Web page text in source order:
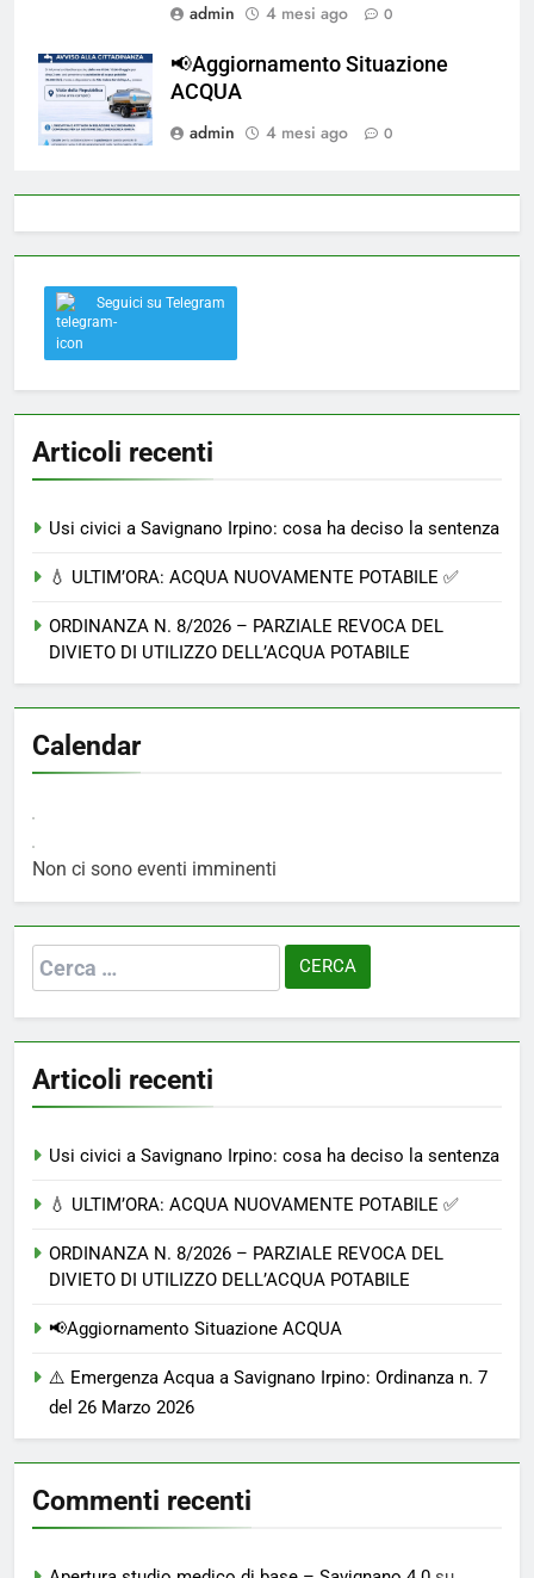
admin
4 mesi ago 0
📢Aggiornamento Situazione
ACQUA
admin
4 mesi ago 0
Seguici su Telegram
Articoli recenti
Usi civici a Savignano Irpino: cosa ha deciso la sentenza
💧 ULTIM’ORA: ACQUA NUOVAMENTE POTABILE ✅
ORDINANZA N. 8/2026 – PARZIALE REVOCA DEL
DIVIETO DI UTILIZZO DELL’ACQUA POTABILE
Calendar
Non ci sono eventi imminenti
Ricerca
per:
Articoli recenti
Usi civici a Savignano Irpino: cosa ha deciso la sentenza
💧 ULTIM’ORA: ACQUA NUOVAMENTE POTABILE ✅
ORDINANZA N. 8/2026 – PARZIALE REVOCA DEL
DIVIETO DI UTILIZZO DELL’ACQUA POTABILE
📢Aggiornamento Situazione ACQUA
⚠️ Emergenza Acqua a Savignano Irpino: Ordinanza n. 7
del 26 Marzo 2026
Commenti recenti